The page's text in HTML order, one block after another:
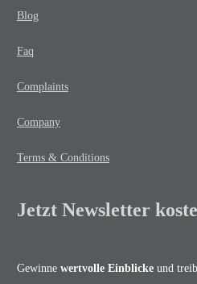
Blog
Faq
Complaints
Company
Terms & Conditions
Jetzt Newsletter
Gewinne wertvolle Einblicke und